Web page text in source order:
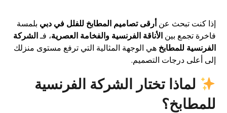
إذا كنت تبحث عن أرقى تصاميم المطابخ للفلل في دبي بلمسة
فاخرة تجمع بينالأناقة الفرنسية والفخامة العصرية، فـالشركة
الفرنسية للمطابخ هي الوجهة المثالية التي ترفع مستوى منزلك
إلى أعلى درجات التصميم.
لماذا تختار الشركة الفرنسية
للمطابخ؟